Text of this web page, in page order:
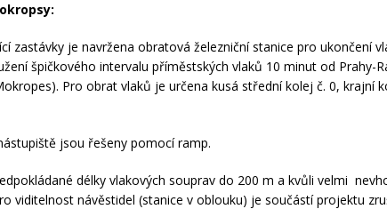
zastávky je navržena obratová železniční stanice pro ukončení
špičkového intervalu příměstských vlaků 10 minut od Prahy-
Pro obrat vlaků je určena kusá střední kolej č. 0, krajní
jsou řešeny pomocí ramp.
délky vlakových souprav do 200 m a kvůli velmi
viditelnost návěstidel (stanice v oblouku) je součástí projektu